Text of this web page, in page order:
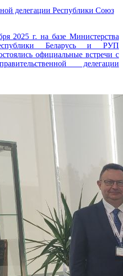
делегации Республики Союз
2025 г. на базе Министерства
Беларусь и РУП
официальные встречи с
делегации